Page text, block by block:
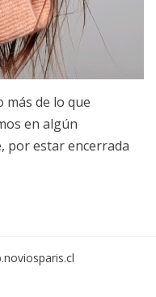
más de lo que
en algún
por estar encerrada